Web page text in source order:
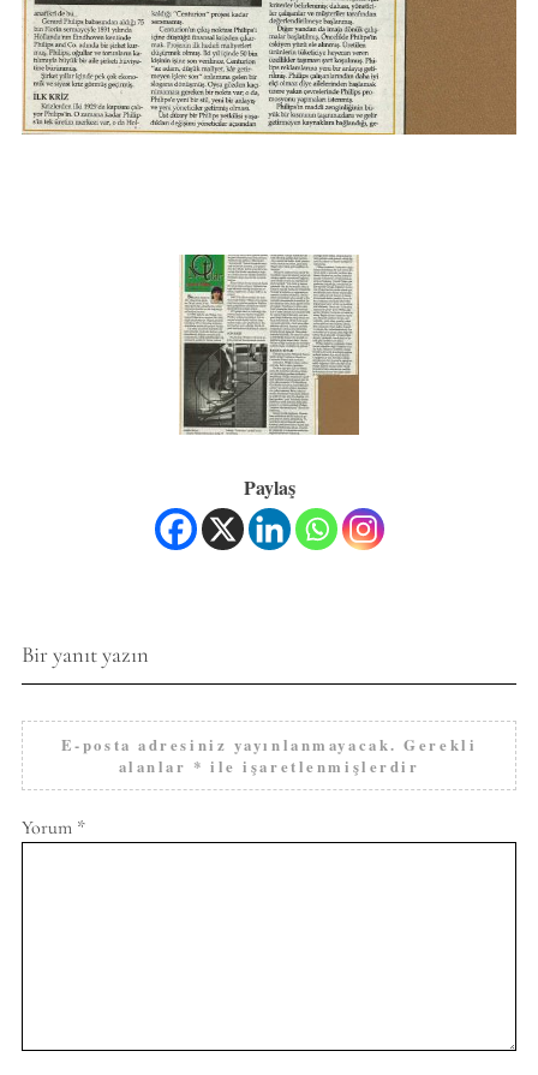
Paylaş
Bir yanıt yazın
E-posta adresiniz yayınlanmayacak. Gerekli
alanlar * ile işaretlenmişlerdir
Yorum *